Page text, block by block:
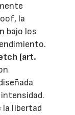
la
bajo los
(art.
libertad